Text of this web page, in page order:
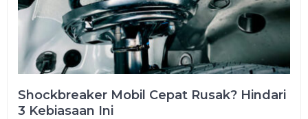
Shockbreaker Mobil Cepat Rusak? Hindari
3 Kebiasaan Ini